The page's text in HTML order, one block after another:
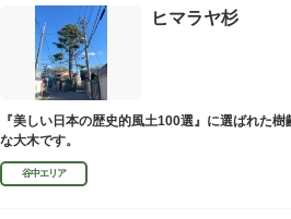
設置年月日：令和4年3月1日ヒマラヤ杉
『美しい日本の歴史的風土100選』に選ばれた
な大木です。
谷中エリア